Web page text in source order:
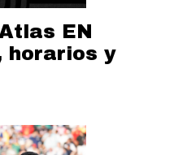
EN
horarios y